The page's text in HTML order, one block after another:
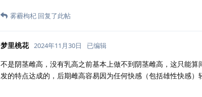
雾霾枸杞 回复了此帖
梦里桃花 2024年11月30日 已编辑
不是阴茎雌高，没有乳高之前基本上做不到阴茎雌高，这只能
发的特点达成的，后期雌高容易因为任何快感（包括雄性快感）